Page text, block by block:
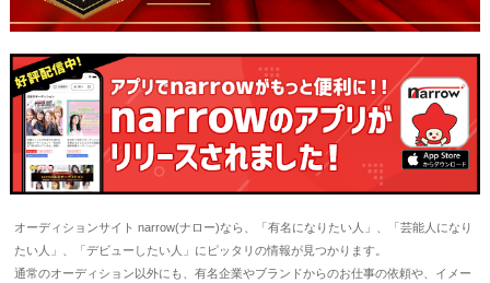
オーディションサイト narrow(ナロー)なら、「有名になりたい人」、「芸能人になり
たい人」、「デビューしたい人」にピッタリの情報が見つかります。
通常のオーディション以外にも、有名企業やブランドからのお仕事の依頼や、イメー